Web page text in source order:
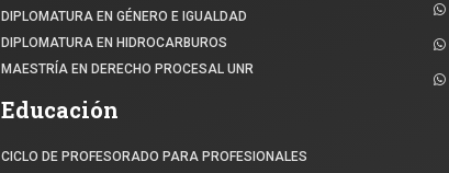
DIPLOMATURA EN GÉNERO E IGUALDAD
DIPLOMATURA EN HIDROCARBUROS
MAESTRÍA EN DERECHO PROCESAL UNR
Educación
CICLO DE PROFESORADO PARA PROFESIONALES